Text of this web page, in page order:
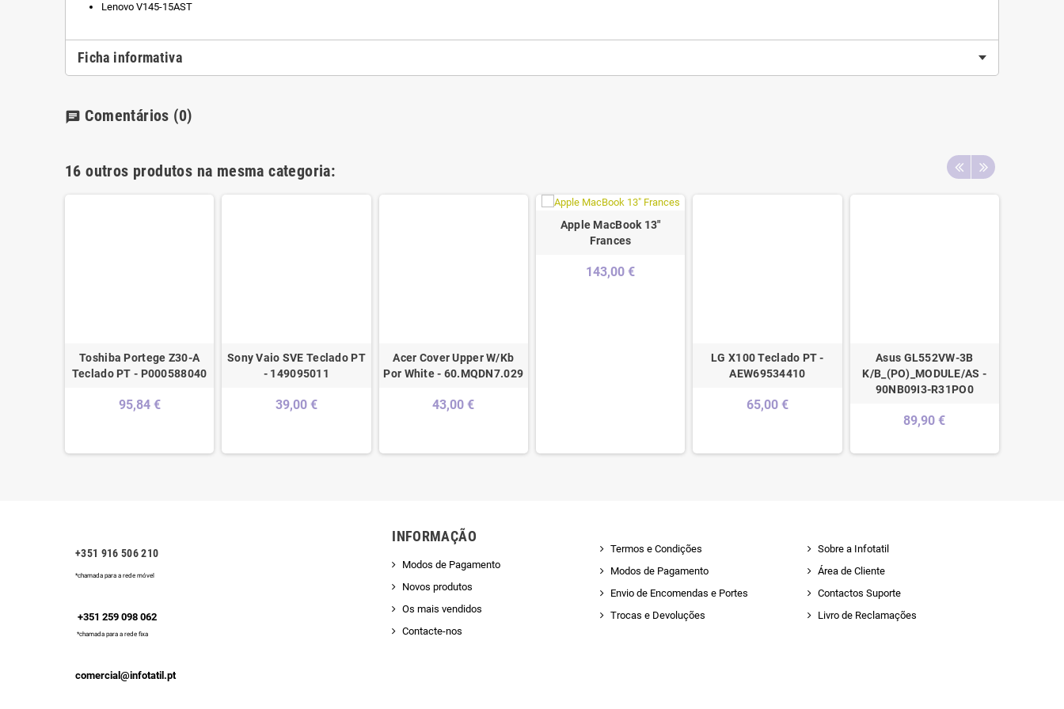
Lenovo V145-15AST
Ficha informativa
chat Comentários (0)
16 outros produtos na mesma categoria:
Toshiba Portege Z30-A
Teclado PT - P000588040
95,84 €
Sony Vaio SVE Teclado PT
- 149095011
39,00 €
Acer Cover Upper W/Kb
Por White - 60.MQDN7.029
43,00 €
Apple MacBook 13"
Frances
143,00 €
LG X100 Teclado PT -
AEW69534410
65,00 €
Asus GL552VW-3B
K/B_(PO)_MODULE/AS -
90NB09I3-R31PO0
89,90 €
+351 916 506 210
*chamada para a rede móvel
+351 259 098 062
*chamada para a rede fixa
comercial@infotatil.pt
INFORMAÇÃO
Modos de Pagamento
Novos produtos
Os mais vendidos
Contacte-nos
Termos e Condições
Modos de Pagamento
Envio de Encomendas e Portes
Trocas e Devoluções
Sobre a Infotatil
Área de Cliente
Contactos Suporte
Livro de Reclamações